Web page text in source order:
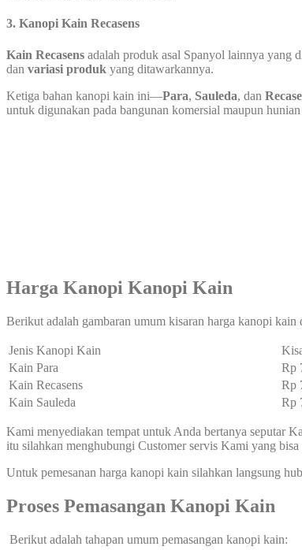
3. Kanopi Kain Recasens
Kain Recasens adalah produk asal Spanyol lainnya yang
dan variasi produk yang ditawarkannya.
Ketiga bahan kanopi kain ini—Para, Sauleda, dan
untuk digunakan pada bangunan komersial maupun
Harga Kanopi Kanopi Kain
Berikut adalah gambaran umum kisaran harga kanopi kain
Jenis Kanopi Kain
Kain Para
Rp
Kain Recasens
Rp
Kain Sauleda
Rp
Kami menyediakan tempat untuk Anda bertanya seputar
itu silahkan menghubungi Customer servis Kami yang
Untuk pemesanan harga kanopi kain silahkan langsung
Proses Pemasangan Kanopi Kain
Berikut adalah tahapan umum pemasangan kanopi kain: